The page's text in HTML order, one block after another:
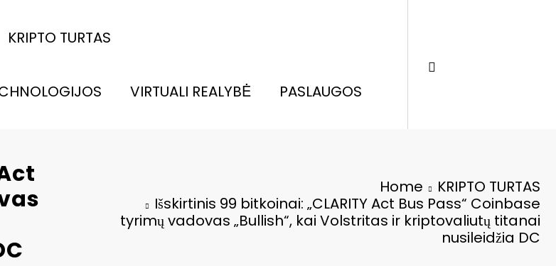
KRIPTO TURTAS
VIRTUALI REALYBĖ PASLAUGOS
Home
KRIPTO TURTAS
Išskirtinis 99 bitkoinai: „CLARITY Act Bus Pass“ Coinbase
tyrimų vadovas „Bullish“, kai Volstritas ir kriptovaliutų titanai
nusileidžia DC